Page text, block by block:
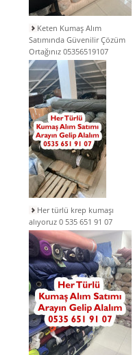
Keten Kumaş Alım
Satımında Güvenilir Çözüm
Ortağınız 05356519107
Her türlü krep kumaşı
alıyoruz 0 535 651 91 07